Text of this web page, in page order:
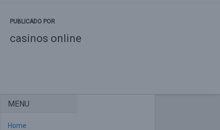
PUBLICADO POR
casinos online
MENU
Home